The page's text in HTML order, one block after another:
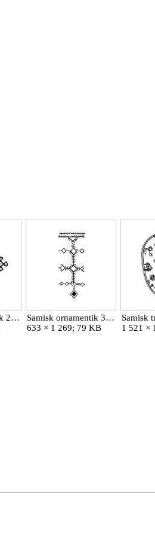
Samisk ornamentik 2 (Hallström).jpg
Samisk ornamentik 3 (Hallström).jpg
633 × 1 269; 79 KB
1 521 ×